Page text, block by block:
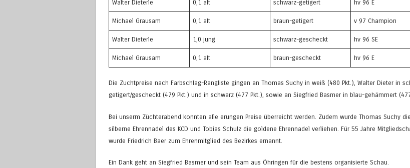
Walter Dieterle 0,1 alt schwarz-getigert hv 96 E
Michael Grausam 0,1 alt braun-getigert v 97 Champion
Walter Dieterle 1,0 jung schwarz-gescheckt hv 96 SE
Michael Grausam 0,1 alt braun-gescheckt hv 96 E
Die Zuchtpreise nach Farbschlag-Rangliste gingen an Thomas Suchy in weiß (480 Pkt.), Walter Dieter in
getigert/gescheckt (479 Pkt.) und in schwarz (477 Pkt.), sowie an Siegfried Basmer in blau-gehämmert
Bei unserm Züchterabend konnten alle erungen Preise überreicht werden. Zudem wurde Thomas Suchy die
silberne Ehrennadel des KCD und Tobias Schulz die goldene Ehrennadel verliehen. Für 55 Jahre
wurde Friedrich Baer zum Ehrenmitglied des Bezirkes ernannt.
Ein Dank geht an Siegfried Basmer und sein Team aus Öhringen für die bestens organisierte Schau.